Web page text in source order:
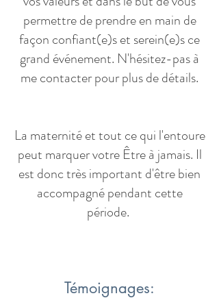
permettre de prendre en main de
façon confiant(e)s et serein(e)s ce
grand événement. N'hésitez-pas à
me contacter pour plus de détails.
La maternité et tout ce qui l'entoure
peut marquer votre Être à jamais. Il
est donc très important d'être bien
accompagné pendant cette
période.
Témoignages: